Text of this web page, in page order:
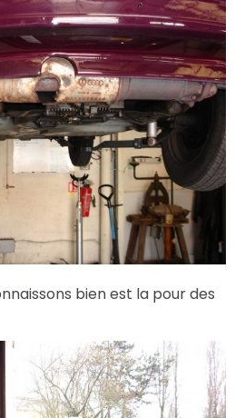
bien est la pour des